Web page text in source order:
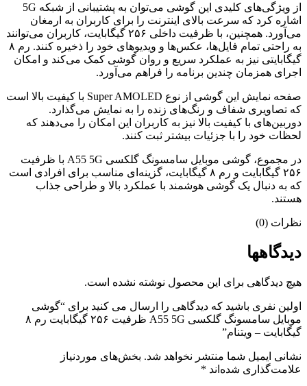
از ویژگی‌های کلیدی این گوشی می‌توان به پشتیبانی از شبکه 5G
اشاره کرد که سرعت بالای اینترنت را برای کاربران به ارمغان
می‌آورد. همچنین، با ظرفیت داخلی ۲۵۶ گیگابایت، کاربران می‌توانند
به راحتی تمام فایل‌ها، عکس‌ها و ویدیوهای خود را ذخیره کنند. رم ۸
گیگابایتی نیز به عملکرد سریع و روان گوشی کمک می‌کند و امکان
اجرای همزمان چندین برنامه را فراهم می‌آورد.
صفحه نمایش این گوشی از نوع Super AMOLED با کیفیت بالا است
که تصاویری شفاف و رنگ‌های زنده را به نمایش می‌گذارد.
دوربین‌های با کیفیت بالا نیز به کاربران این امکان را می‌دهند که
لحظات خود را با جزئیات بیشتر ثبت کنند.
در مجموع، گوشی موبایل سامسونگ گلکسی A55 5G با ظرفیت
۲۵۶ گیگابایت و رم ۸ گیگابایت، گزینه‌ای مناسب برای افرادی است
که به دنبال یک گوشی هوشمند با عملکرد بالا و طراحی جذاب
هستند.
نظرات (0)
دیدگاهها
هیچ دیدگاهی برای این محصول نوشته نشده است.
اولین نفری باشید که دیدگاهی را ارسال می کنید برای “گوشی
موبایل سامسونگ گلکسی A55 5G ظرفیت ۲۵۶ گیگابایت رم ۸
گیگابایت – ویتنام”
نشانی ایمیل شما منتشر نخواهد شد. بخش‌های موردنیاز
علامت‌گذاری شده‌اند *